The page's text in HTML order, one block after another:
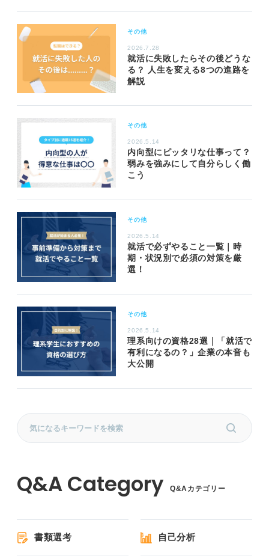
その他
2026.7.28
就活に失敗したらその後どうな
る？ 人生を変える8つの進路を
解説
その他
2026.5.14
内向型にピッタリな仕事って？
弱みを強みにして自分らしく働
こう
その他
2026.5.14
就活で必ずやること一覧｜時
期・状況別で必須の対策を厳
選！
その他
2026.5.14
理系向けの資格28選｜「就活で
有利になるの？」企業の本音も
大公開
Q&Aカテゴリー
書類選考 自己分析